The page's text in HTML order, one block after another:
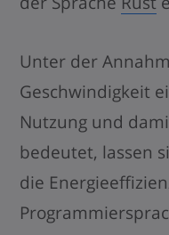
Unter der
Geschwindigkeit
Nutzung und
bedeutet, lassen
die